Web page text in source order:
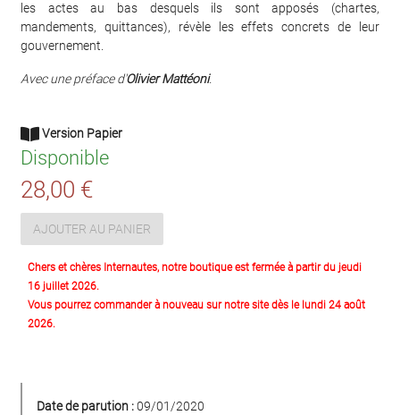
les actes au bas desquels ils sont apposés (chartes,
mandements, quittances), révèle les effets concrets de leur
gouvernement.
Avec une préface d'Olivier Mattéoni.
Version Papier
Disponible
28,00 €
AJOUTER AU PANIER
Chers et chères Internautes, notre boutique est fermée à partir du jeudi
16 juillet 2026.
Vous pourrez commander à nouveau sur notre site dès le lundi 24 août
2026.
Date de parution :09/01/2020